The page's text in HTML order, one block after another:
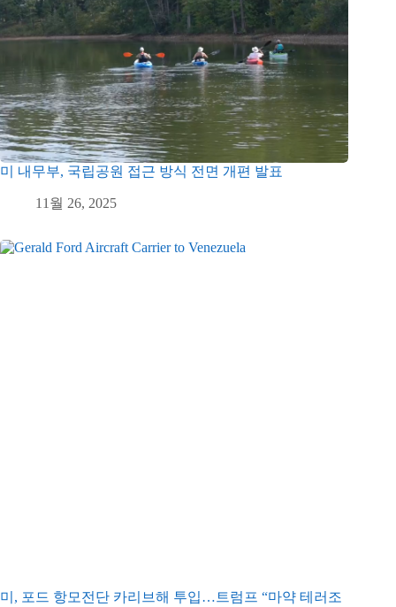
미 내무부, 국립공원 접근 방식 전면 개편 발표
11월 26, 2025
미, 포드 항모전단 카리브해 투입…트럼프 “마약 테러조